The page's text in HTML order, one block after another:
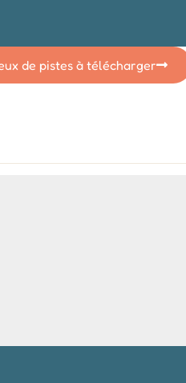
de pistes à télécharger